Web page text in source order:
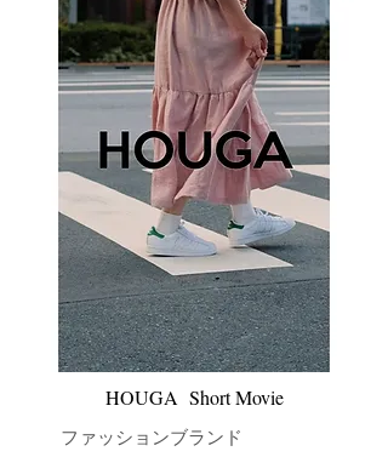
​HOUGA Short Movie
​ファッションブランド